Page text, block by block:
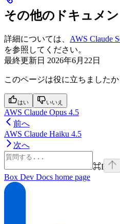
その他のドキュメン
詳細については、 AWS Claude
を参照してください。
最終更新日 2026年6月22日
このページは役に立ちましたか
はい いいえ
AWS Claude Opus 4.5
前へ
AWS Claude Haiku 4.5
次へ
⌘I
Box Dev Docs home page